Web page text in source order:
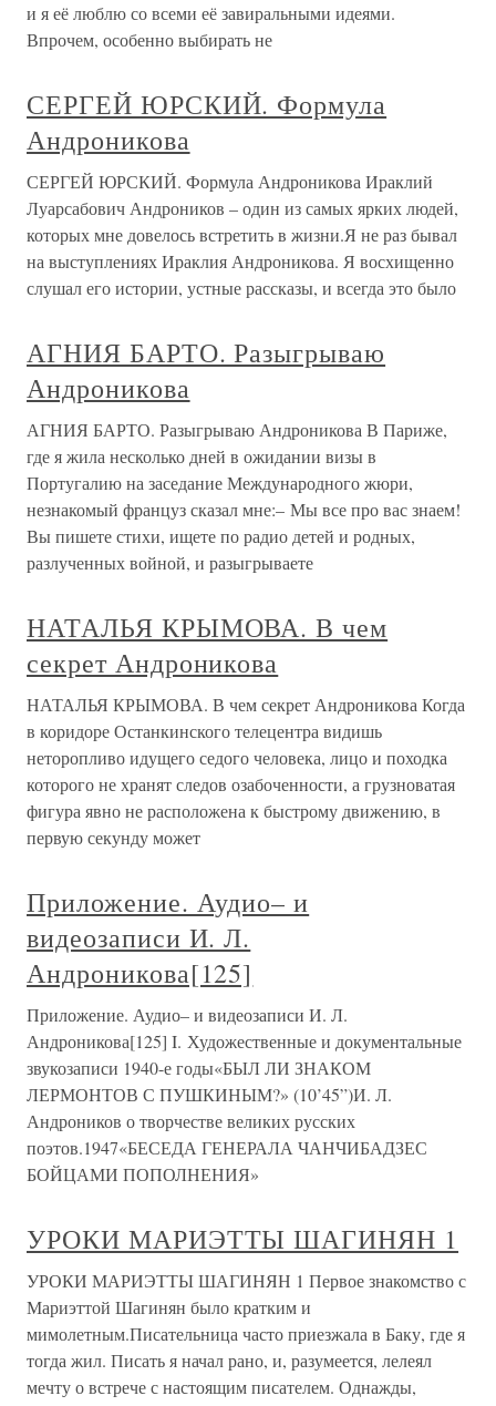
и я её люблю со всеми её завиральными идеями.
Впрочем, особенно выбирать не
СЕРГЕЙ ЮРСКИЙ. Формула
Андроникова
СЕРГЕЙ ЮРСКИЙ. Формула Андроникова Ираклий
Луарсабович Андроников – один из самых ярких людей,
которых мне довелось встретить в жизни.Я не раз бывал
на выступлениях Ираклия Андроникова. Я восхищенно
слушал его истории, устные рассказы, и всегда это было
АГНИЯ БАРТО. Разыгрываю
Андроникова
АГНИЯ БАРТО. Разыгрываю Андроникова В Париже,
где я жила несколько дней в ожидании визы в
Португалию на заседание Международного жюри,
незнакомый француз сказал мне:– Мы все про вас знаем!
Вы пишете стихи, ищете по радио детей и родных,
разлученных войной, и разыгрываете
НАТАЛЬЯ КРЫМОВА. В чем
секрет Андроникова
НАТАЛЬЯ КРЫМОВА. В чем секрет Андроникова Когда
в коридоре Останкинского телецентра видишь
неторопливо идущего седого человека, лицо и походка
которого не хранят следов озабоченности, а грузноватая
фигура явно не расположена к быстрому движению, в
первую секунду может
Приложение. Аудио– и
видеозаписи И. Л.
Андроникова[125]
Приложение. Аудио– и видеозаписи И. Л.
Андроникова[125] I. Художественные и документальные
звукозаписи 1940-е годы«БЫЛ ЛИ ЗНАКОМ
ЛЕРМОНТОВ С ПУШКИНЫМ?» (10’45”)И. Л.
Андроников о творчестве великих русских
поэтов.1947«БЕСЕДА ГЕНЕРАЛА ЧАНЧИБАДЗЕС
БОЙЦАМИ ПОПОЛНЕНИЯ»
УРОКИ МАРИЭТТЫ ШАГИНЯН 1
УРОКИ МАРИЭТТЫ ШАГИНЯН 1 Первое знакомство с
Мариэттой Шагинян было кратким и
мимолетным.Писательница часто приезжала в Баку, где я
тогда жил. Писать я начал рано, и, разумеется, лелеял
мечту о встрече с настоящим писателем. Однажды,